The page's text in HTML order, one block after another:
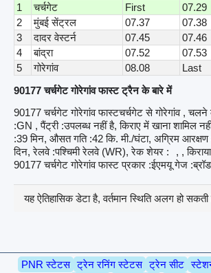
1
चर्चगेट First 07.29
2
मुंबई सेंट्रल 07.37 07.38
3
दादर वेस्टर्न 07.45 07.46
4
बांद्रा 07.52 07.53
5
गोरेगांव 08.08 Last
90177 चर्चगेट गोरेगांव फास्ट ट्रैन के बारे में
90177 चर्चगेट गोरेगांव फास्टचर्चगेट से गोरेगांव ,
:GN , पैंट्री :उपलब्ध नहीं है, किराए में खाना शामिल
:39 मिन, औसत गति :42 कि. मी./घंटा, अग्रिम
दिन, रेलवे :पश्चिमी रेलवे (WR), रेक शेयर :
, ,
90177 चर्चगेट गोरेगांव फास्ट प्रकार :ईएमयू गेज
यह ऐतिहासिक डेटा है, वर्तमान स्थिति अलग हो सकती
PNR स्टेटस ट्रेन रनिंग स्टेटस ट्रेन सीट